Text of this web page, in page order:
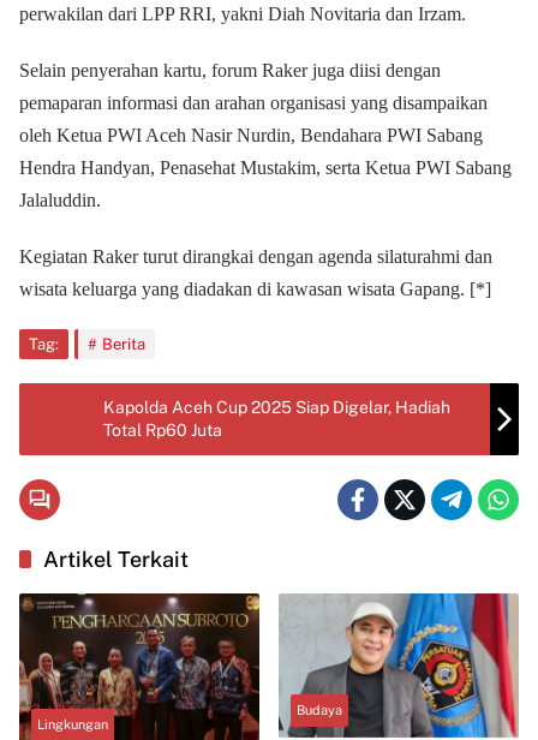
perwakilan dari LPP RRI, yakni Diah Novitaria dan Irzam.
Selain penyerahan kartu, forum Raker juga diisi dengan
pemaparan informasi dan arahan organisasi yang disampaikan
oleh Ketua PWI Aceh Nasir Nurdin, Bendahara PWI Sabang
Hendra Handyan, Penasehat Mustakim, serta Ketua PWI Sabang
Jalaluddin.
Kegiatan Raker turut dirangkai dengan agenda silaturahmi dan
wisata keluarga yang diadakan di kawasan wisata Gapang. [*]
Tag: Berita
Kapolda Aceh Cup 2025 Siap Digelar, Hadiah
Total Rp60 Juta
Artikel Terkait
Lingkungan
Budaya